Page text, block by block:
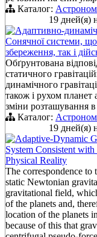
Каталог:
19 дней(я)
Адаптивно-
Сонячної системи, що
збереження, так і
Обґрунтована
статичного
динамічного
також і рухом планет
зміни розташування
Каталог:
19 дней(я)
Adaptive-Dynamic
System Consistent
Physical Reality
The correspondence to
static Newtonian
gravitational field,
of the planets and,
location of the planets
because of this that